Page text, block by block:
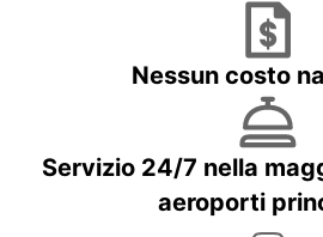
Nessun costo
Servizio 24/7 nella
aeroporti